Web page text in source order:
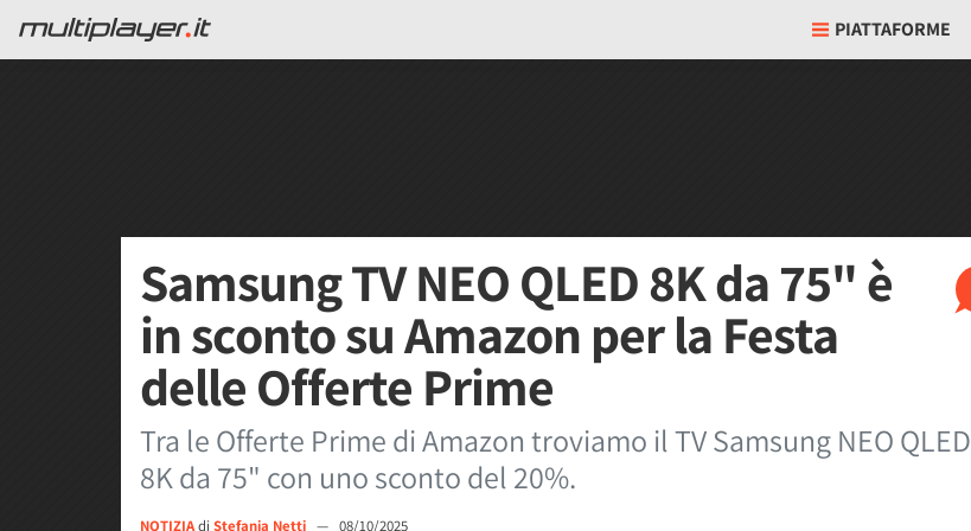
PIATTAFORME
Samsung TV NEO QLED 8K da 75" è
in sconto su Amazon per la Festa
delle Offerte Prime
Tra le Offerte Prime di Amazon troviamo il TV Samsung NEO QLED
8K da 75" con uno sconto del 20%.
NOTIZIAdi Stefania Netti — 08/10/2025